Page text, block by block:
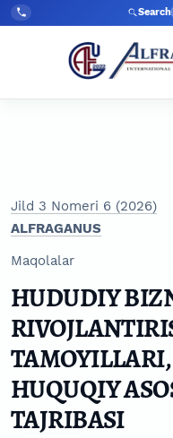
Skip to main
Skip to main content
Skip to site footer
Tel:
+998903350930 Search
Jild 3 Nomeri 6 (2026)
ALFRAGANUS
Maqolalar
HUDUDIY
HUQUQIY
TAJRIBASI